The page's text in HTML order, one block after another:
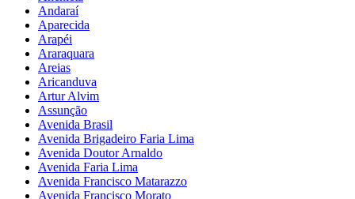
Andaraí
Aparecida
Arapéi
Araraquara
Areias
Aricanduva
Artur Alvim
Assunção
Avenida Brasil
Avenida Brigadeiro Faria Lima
Avenida Doutor Arnaldo
Avenida Faria Lima
Avenida Francisco Matarazzo
Avenida Francisco Morato